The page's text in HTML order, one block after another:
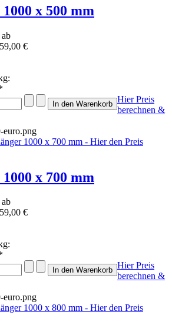
x 500 mm
€
Hier Preis
berechnen &
x 700 mm
€
Hier Preis
berechnen &